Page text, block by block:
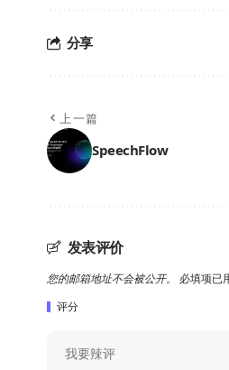
分享
上一篇
SpeechFlow
发表评价
您的邮箱地址不会被公开。 必填项已
评分